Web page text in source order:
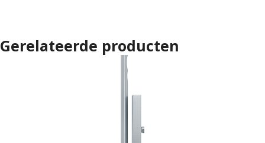
Gerelateerde producten